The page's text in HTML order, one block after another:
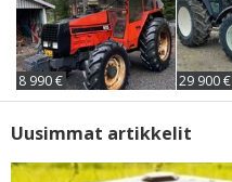
8 990 € 29 900 €
Uusimmat artikkelit